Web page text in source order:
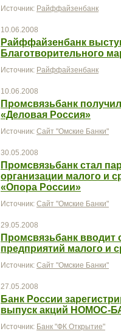
Источник: Райффайзенбанк
10.06.2008
Райффайзенбанк
Благотворительного
Источник: Райффайзенбанк
10.06.2008
Промсвязьбанк
«Деловая Россия»
Источник: Сайт "Омские Банки"
30.05.2008
Промсвязьбанк стал
организации малого и
«Опора России»
Источник: Сайт "Омские Банки"
29.05.2008
Промсвязьбанк
предприятий малого и
Источник: Сайт "Омские Банки"
27.05.2008
Банк России
выпуск акций НОМОС-
Источник: Банк "ФК Открытие"